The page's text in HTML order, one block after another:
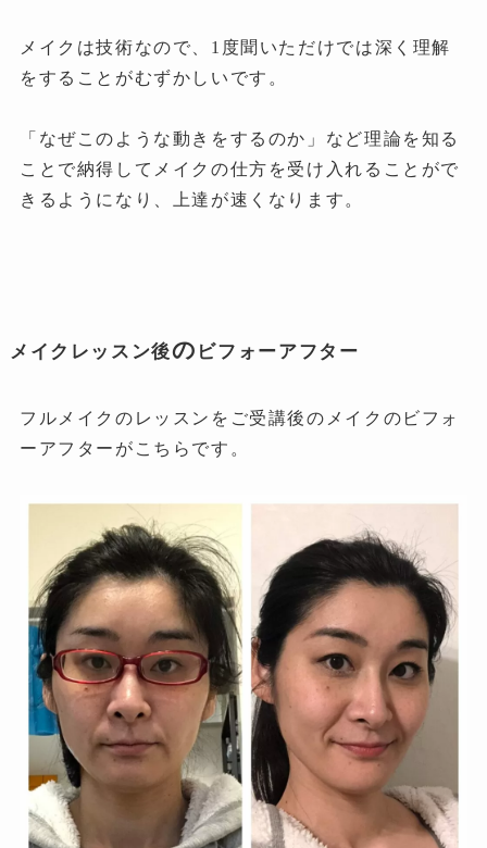
メイクは技術なので、1度聞いただけでは深く理解
をすることがむずかしいです。
「なぜこのような動きをするのか」など理論を知る
ことで納得してメイクの仕方を受け入れることがで
きるようになり、上達が速くなります。
メイクレッスン後の ビフォーアフター
フルメイクのレッスンをご受講後のメイクのビフォ
ーアフターがこちらです。